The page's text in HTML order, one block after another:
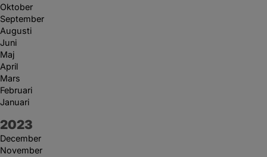
Oktober
September
Augusti
Juni
Maj
April
Mars
Februari
Januari
År:
2023
December
November